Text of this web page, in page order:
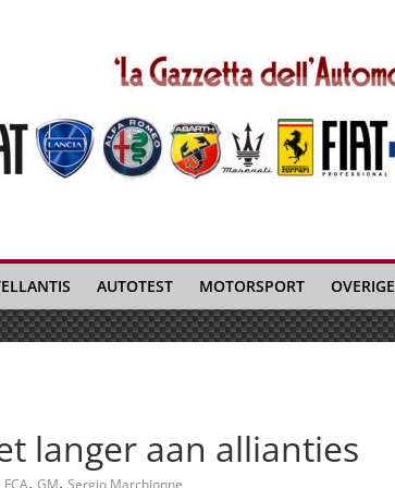
AUTOTEST MOTORSPORT OVERIGE
langer aan allianties
FCA, GM, Sergio Marchionne